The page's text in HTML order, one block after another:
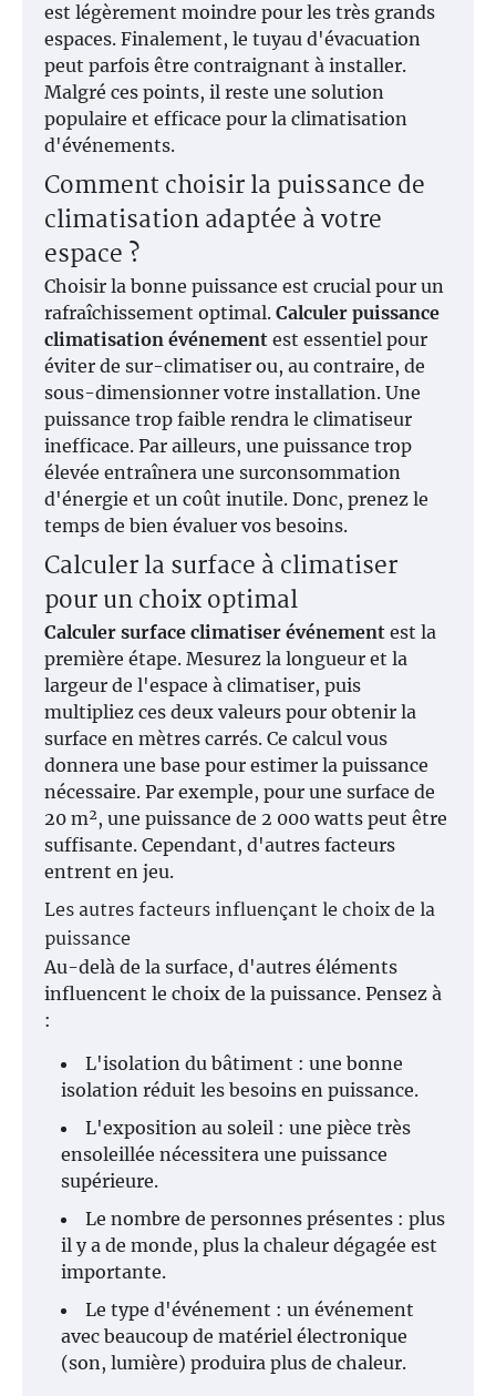
est légèrement moindre pour les très grands
espaces. Finalement, le tuyau d'évacuation
peut parfois être contraignant à installer.
Malgré ces points, il reste une solution
populaire et efficace pour la climatisation
d'événements.
Comment choisir la puissance de
climatisation adaptée à votre
espace ?
Choisir la bonne puissance est crucial pour un
rafraîchissement optimal. Calculer puissance
climatisation événement est essentiel pour
éviter de sur-climatiser ou, au contraire, de
sous-dimensionner votre installation. Une
puissance trop faible rendra le climatiseur
inefficace. Par ailleurs, une puissance trop
élevée entraînera une surconsommation
d'énergie et un coût inutile. Donc, prenez le
temps de bien évaluer vos besoins.
Calculer la surface à climatiser
pour un choix optimal
Calculer surface climatiser événement est la
première étape. Mesurez la longueur et la
largeur de l'espace à climatiser, puis
multipliez ces deux valeurs pour obtenir la
surface en mètres carrés. Ce calcul vous
donnera une base pour estimer la puissance
nécessaire. Par exemple, pour une surface de
20 m², une puissance de 2 000 watts peut être
suffisante. Cependant, d'autres facteurs
entrent en jeu.
Les autres facteurs influençant le choix de la
puissance
Au-delà de la surface, d'autres éléments
influencent le choix de la puissance. Pensez à
:
L'isolation du bâtiment : une bonne
isolation réduit les besoins en puissance.
L'exposition au soleil : une pièce très
ensoleillée nécessitera une puissance
supérieure.
Le nombre de personnes présentes : plus
il y a de monde, plus la chaleur dégagée est
importante.
Le type d'événement : un événement
avec beaucoup de matériel électronique
(son, lumière) produira plus de chaleur.